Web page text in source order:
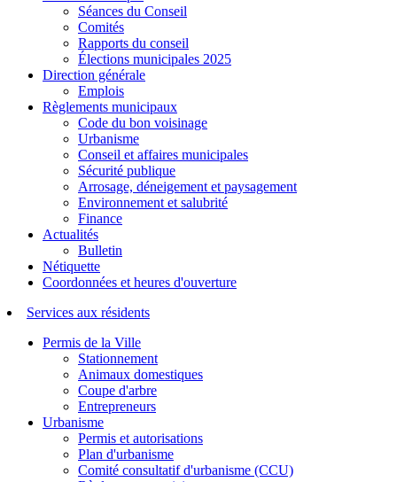
Séances du Conseil
Comités
Rapports du conseil
Élections municipales 2025
Direction générale
Emplois
Règlements municipaux
Code du bon voisinage
Urbanisme
Conseil et affaires municipales
Sécurité publique
Arrosage, déneigement et paysagement
Environnement et salubrité
Finance
Actualités
Bulletin
Nétiquette
Coordonnées et heures d'ouverture
Services aux résidents
Permis de la Ville
Stationnement
Animaux domestiques
Coupe d'arbre
Entrepreneurs
Urbanisme
Permis et autorisations
Plan d'urbanisme
Comité consultatif d'urbanisme (CCU)